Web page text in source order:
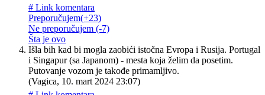
# Link komentara
Preporučujem(+23)
Ne preporučujem (-7)
Šta je ovo
Išla bih kad bi mogla zaobići istočna Evropa i Rusija. Portugal
i Singapur (sa Japanom) - mesta koja želim da posetim.
Putovanje vozom je takođe primamljivo.
(Vagica, 10. mart 2024 23:07)